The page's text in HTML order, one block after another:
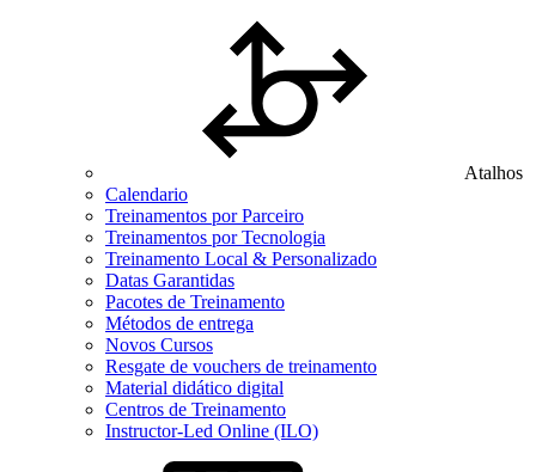
Atalhos
Calendario
Treinamentos por Parceiro
Treinamentos por Tecnologia
Treinamento Local & Personalizado
Datas Garantidas
Pacotes de Treinamento
Métodos de entrega
Novos Cursos
Resgate de vouchers de treinamento
Material didático digital
Centros de Treinamento
Instructor-Led Online (ILO)